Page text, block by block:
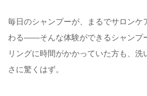
毎日のシャンプーが、まるでサロンケ
わる——そんな体験ができるシャンプ
リングに時間がかかっていた方も、洗
さに驚くはず。